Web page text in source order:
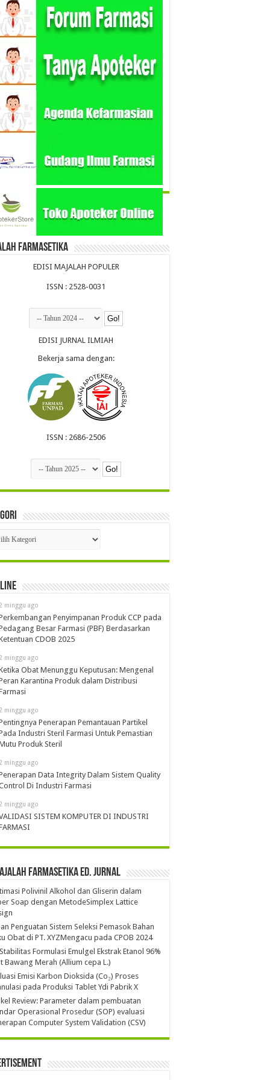
Farmasetika
EDISI MAJALAH POPULER
ISSN : 2528-0031
EDISI JURNAL ILMIAH
Bekerja sama dengan:
ISSN : 2686-2506
minggu ago
Penyimpanan Produk CCP pada
Besar Farmasi (PBF) Berdasarkan
CDOB 2025
minggu ago
Obat Menunggu Keputusan: Mengenal
Karantina Produk dalam Distribusi
minggu ago
Penerapan Pemantauan Partikel
Industri Steril Farmasi Untuk Pemastian
Produk Steril
minggu ago
Data Integrity Dalam Sistem Quality
Di Industri Farmasi
minggu ago
SISTEM KOMPUTER DI INDUSTRI
Farmasetika Ed. Jurnal
Polivinil Alkohol dan Gliserin dalam
Soap dengan MetodeSimplex Lattice
Penguatan Sistem Seleksi Pemasok Bahan
Obat di PT. XYZMengacu pada CPOB 2024
Formulasi Emulgel Ekstrak Etanol 96%
Bawang Merah (Allium cepa L.)
Emisi Karbon Dioksida (Co₂) Proses
pada Produksi Tablet Ydi Pabrik X
Review: Parameter dalam pembuatan
Operasional Prosedur (SOP) evaluasi
Computer System Validation (CSV)